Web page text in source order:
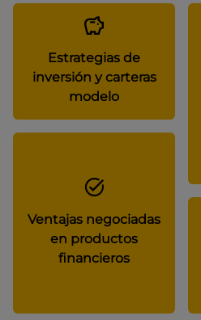
Estrategias de
inversión y carteras
modelo
Ventajas negociadas
en productos
financieros